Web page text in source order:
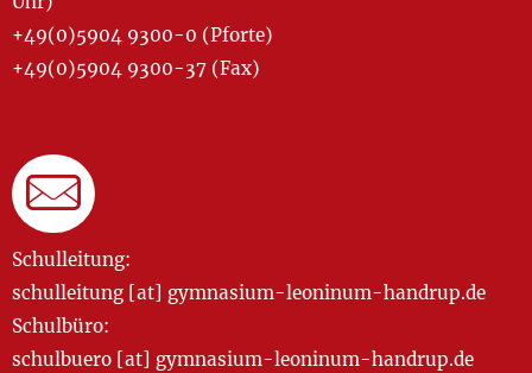
+49(0)5904 9300-0 (Pforte)
+49(0)5904 9300-37 (Fax)
Schulleitung:
schulleitung [at] gymnasium-leoninum-handrup.de
Schulbüro:
schulbuero [at] gymnasium-leoninum-handrup.de